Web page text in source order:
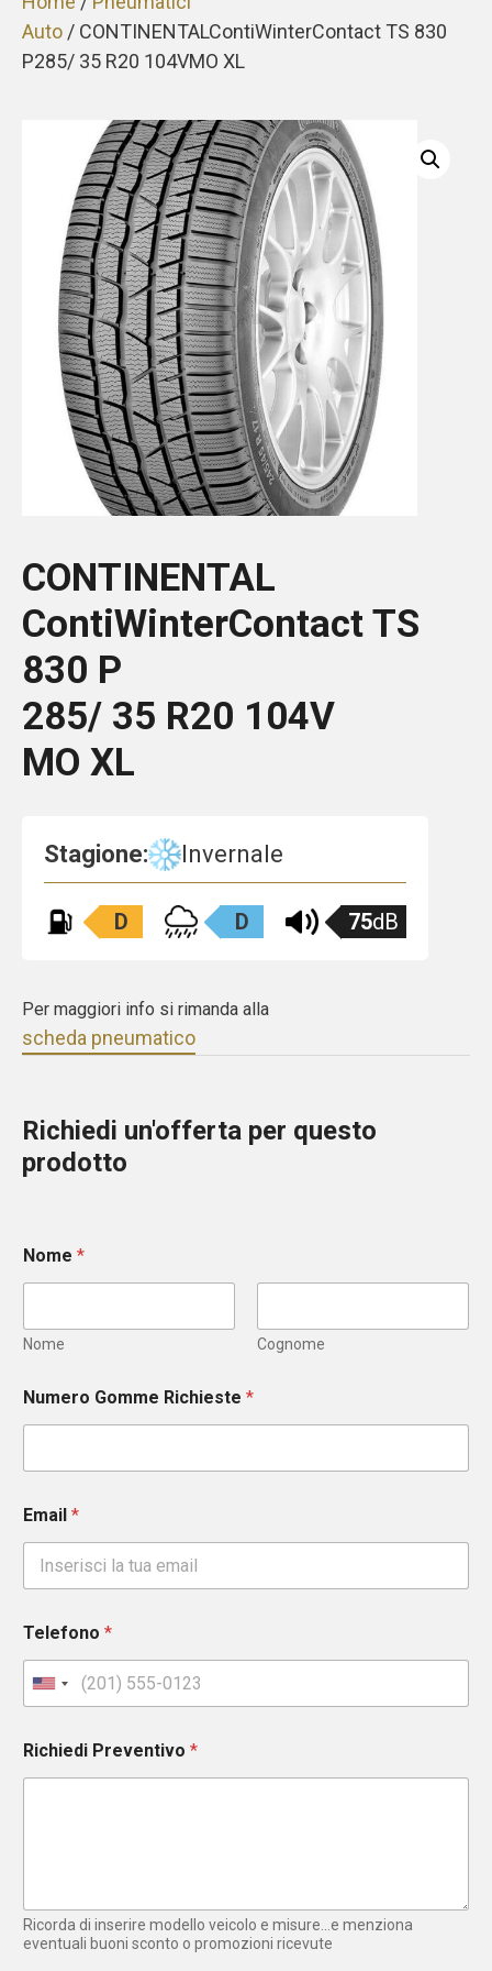
Auto / CONTINENTALContiWinterContact TS 830
P285/ 35 R20 104VMO XL
CONTINENTAL
ContiWinterContact TS
830 P
285/ 35 R20 104V
MO XL
Stagione: Invernale
D D 75dB
Per maggiori info si rimanda alla
scheda pneumatico
Richiedi un'offerta per questo
prodotto
Nome *
Nome Cognome
Numero Gomme Richieste *
Email *
Telefono *
U
n
t
e
e
s
Richiedi Preventivo *
Ricorda di inserire modello veicolo e misure...e menziona
eventuali buoni sconto o promozioni ricevute